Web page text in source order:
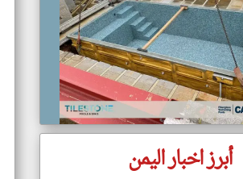
أبرز اخبار اليمن